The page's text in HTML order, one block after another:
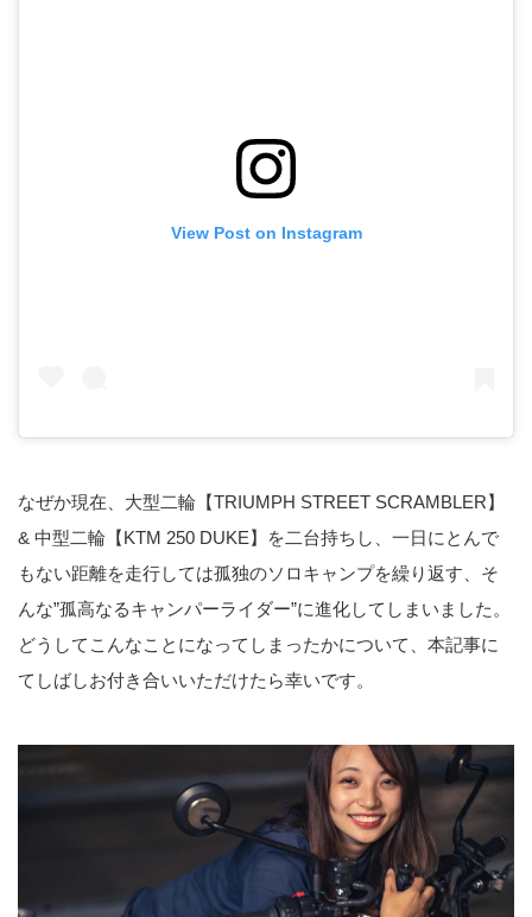
View Post on Instagram
なぜか現在、大型二輪【TRIUMPH STREET SCRAMBLER】
& 中型二輪【KTM 250 DUKE】を二台持ちし、一日にとんで
もない距離を走行しては孤独のソロキャンプを繰り返す、そ
んな”孤高なるキャンパーライダー”に進化してしまいました。
どうしてこんなことになってしまったかについて、本記事に
てしばしお付き合いいただけたら幸いです。